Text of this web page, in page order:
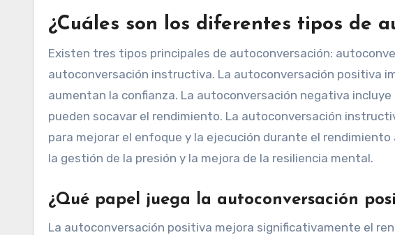
¿Cuáles son los diferentes tipos de
Existen tres tipos principales de autoconversación:
autoconversación instructiva. La autoconversación positiva
aumentan la confianza. La autoconversación negativa
pueden socavar el rendimiento. La autoconversación
para mejorar el enfoque y la ejecución durante el
la gestión de la presión y la mejora de la resiliencia mental.
¿Qué papel juega la autoconversación
La autoconversación positiva mejora significativamente el